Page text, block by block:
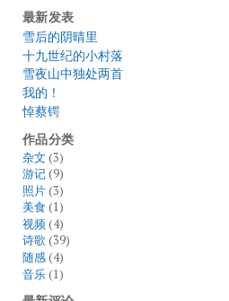
最新发表
雪后的阴晴里
十九世纪的小村落
雪夜山中独处两首
我的！
悼蔡锷
作品分类
杂文 (3)
游记(9)
照片(3)
美食 (1)
视频(4)
诗歌(39)
随感(4)
音乐(1)